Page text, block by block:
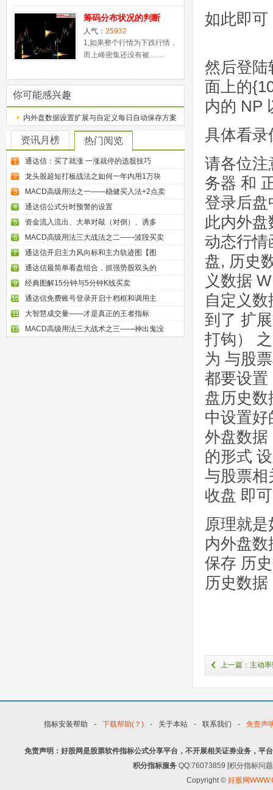
筹码分布状况的判断
人气： 25932
1,如果整个行情为下跌行情，
而上峰密集还没有被……
你可能感兴趣
内外盘数据设置扩展与自定义每日自动保存方案
资讯月榜 热门阅览
1 通达信：买了就涨 一涨就停的选股技巧
2 龙头股超短打板战法之如何一年内用1万块
3 MACD高级用法之一——稳健买入法+2点卖
4 通达信公式分时预警的设置
5 资金流入流出、大单对敲（对倒）、诱多
6 MACD高级用法三大战法之二——波段买卖
7 通达信开启主力风向标和主力轨迹图【图
8 通达信最简单看盘组合，抓强势股双头的
9 经典图解15分钟与5分钟K线买卖
10 通达信免费账号登录开启十档框和调用主
11 大智慧成交量——才是真正的王者指标
12 MACD高级用法三大战术之三——神出鬼没
如此即可
然后登
面上的
内的 NP
具体看录
请各位注
务器 和
登录后盘
此内外
动态行情
盘, 历史
义数据
自定义
到了 扩
打钩）
为 与股
都要设置
盘历史
中设置
外盘数据
的形式
与股票相
收盘 即
原理就
内外盘
保存 历
历史数据
上一篇：主动
指标安装帮助 - 下载帮助(？) - 关于本站 - 联系我们 - 免责声
免责声明：好股网是股票软件指标公式分享平台，不开展相关证券业务，平
积分指标服务 QQ:76073859 [积分指标问
Copyright © 好股网